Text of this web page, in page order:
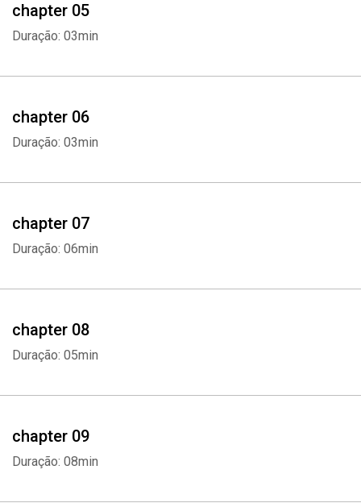
chapter 05
Duração: 03min
chapter 06
Duração: 03min
chapter 07
Duração: 06min
chapter 08
Duração: 05min
chapter 09
Duração: 08min